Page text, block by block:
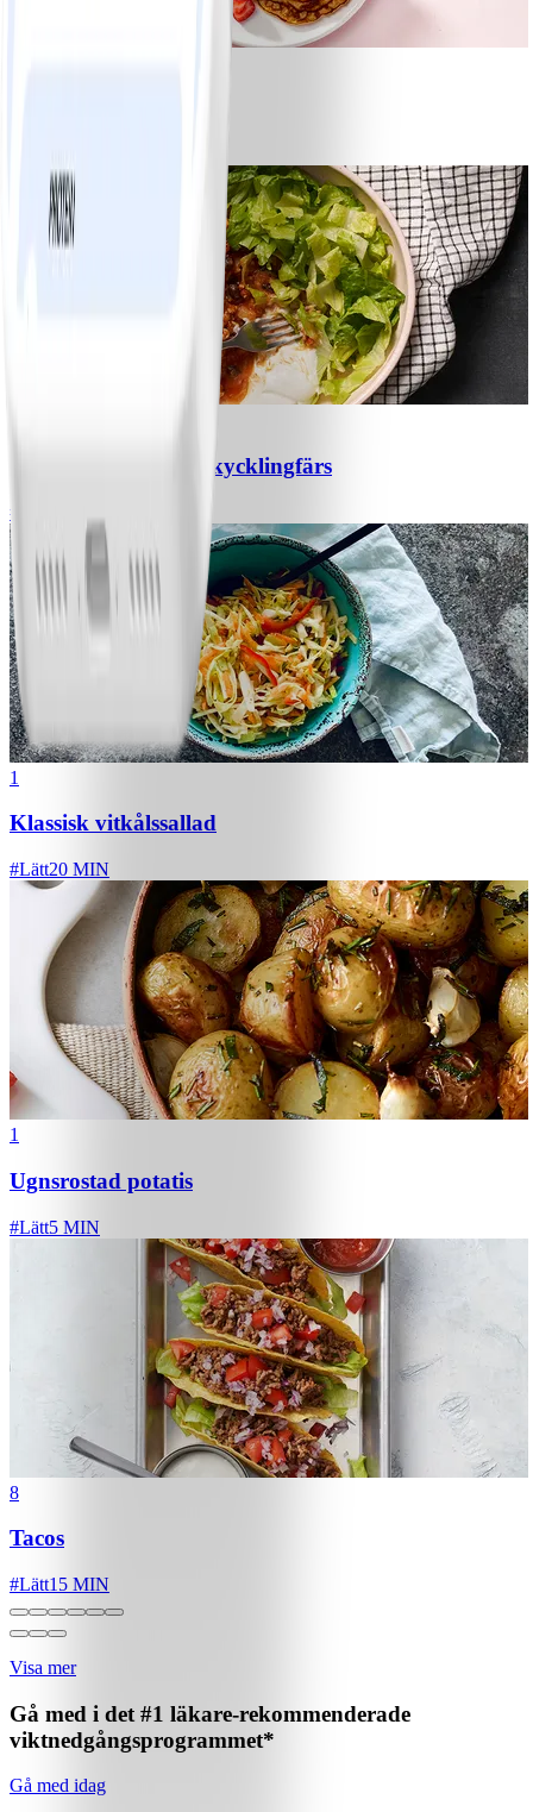
Chili con carne med kycklingfärs
#
1
Klassisk vitkålssallad
#Lätt20 MIN
1
Ugnsrostad potatis
#Lätt5 MIN
8
Tacos
#Lätt15 MIN
Visa mer
Gå med i det #1 läkare-rekommenderade
viktnedgångsprogrammet*
Gå med idag